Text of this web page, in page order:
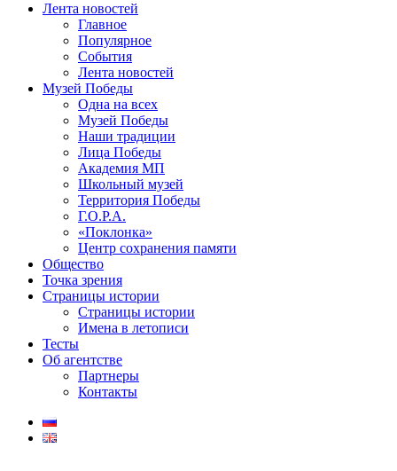
Лента новостей
Главное
Популярное
События
Лента новостей
Музей Победы
Одна на всех
Музей Победы
Наши традиции
Лица Победы
Академия МП
Школьный музей
Территория Победы
Г.О.Р.А.
«Поклонка»
Центр сохранения памяти
Общество
Точка зрения
Страницы истории
Страницы истории
Имена в летописи
Тесты
Об агентстве
Партнеры
Контакты